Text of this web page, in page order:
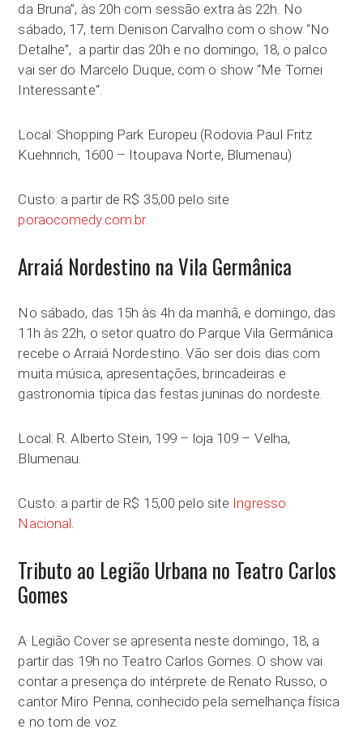
da Bruna”, às 20h com sessão extra às 22h. No
sábado, 17, tem Denison Carvalho com o show “No
Detalhe”, a partir das 20h e no domingo, 18, o palco
vai ser do Marcelo Duque, com o show “Me Tornei
Interessante“.
Local: Shopping Park Europeu (Rodovia Paul Fritz
Kuehnrich, 1600 – Itoupava Norte, Blumenau)
Custo: a partir de R$ 35,00 pelo site
poraocomedy.com.br.
Arraiá Nordestino na Vila Germânica
No sábado, das 15h às 4h da manhã, e domingo, das
11h às 22h, o setor quatro do Parque Vila Germânica
recebe o Arraiá Nordestino. Vão ser dois dias com
muita música, apresentações, brincadeiras e
gastronomia típica das festas juninas do nordeste.
Local: R. Alberto Stein, 199 – loja 109 – Velha,
Blumenau.
Custo: a partir de R$ 15,00 pelo site Ingresso
Nacional.
Tributo ao Legião Urbana no Teatro Carlos
Gomes
A Legião Cover se apresenta neste domingo, 18, a
partir das 19h no Teatro Carlos Gomes. O show vai
contar a presença do intérprete de Renato Russo, o
cantor Miro Penna, conhecido pela semelhança física
e no tom de voz.